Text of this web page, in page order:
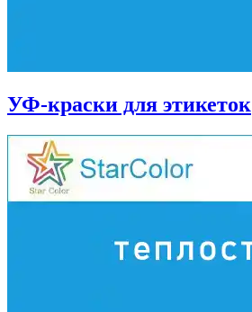
УФ-краски для этикеток